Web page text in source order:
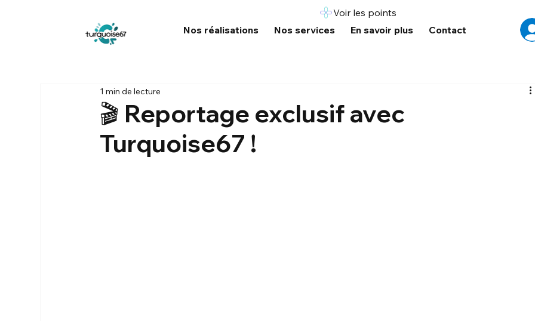
Nos réalisations Nos services En savoir plus Contact
Voir les points
🎬 Reportage exclusif avec
Turquoise67 !
1 min de lecture